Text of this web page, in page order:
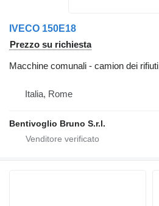
IVECO 150E18
Prezzo su richiesta
Macchine comunali - camion dei rifiuti
Italia, Rome
Bentivoglio Bruno S.r.l.